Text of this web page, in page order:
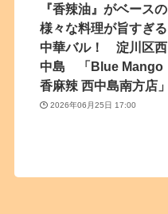
『香辣油』がベースの
様々な料理が旨すぎる
中華バル！ 淀川区西
中島 「Blue Mango
香麻辣 西中島南方店」
2026年06月25日 17:00